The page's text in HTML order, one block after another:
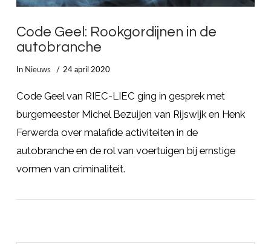
Code Geel: Rookgordijnen in de
autobranche
In Nieuws 24 april 2020
Code Geel van RIEC-LIEC ging in gesprek met
burgemeester Michel Bezuijen van Rijswijk en Henk
Ferwerda over malafide activiteiten in de
autobranche en de rol van voertuigen bij ernstige
vormen van criminaliteit.